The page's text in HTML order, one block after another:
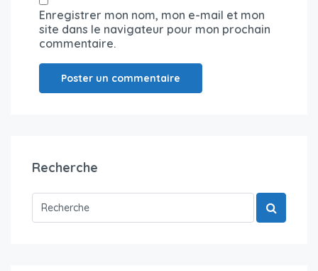
Enregistrer mon nom, mon e-mail et mon
site dans le navigateur pour mon prochain
commentaire.
Recherche